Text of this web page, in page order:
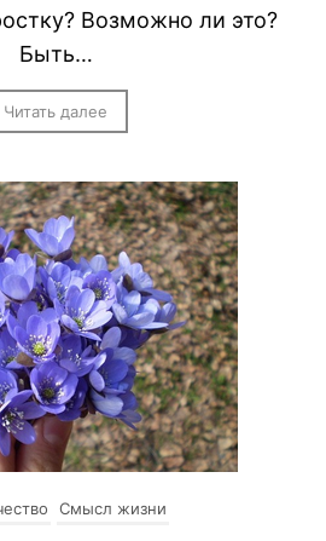
Возможно ли это?
Быть…
Читать далее
Смысл жизни